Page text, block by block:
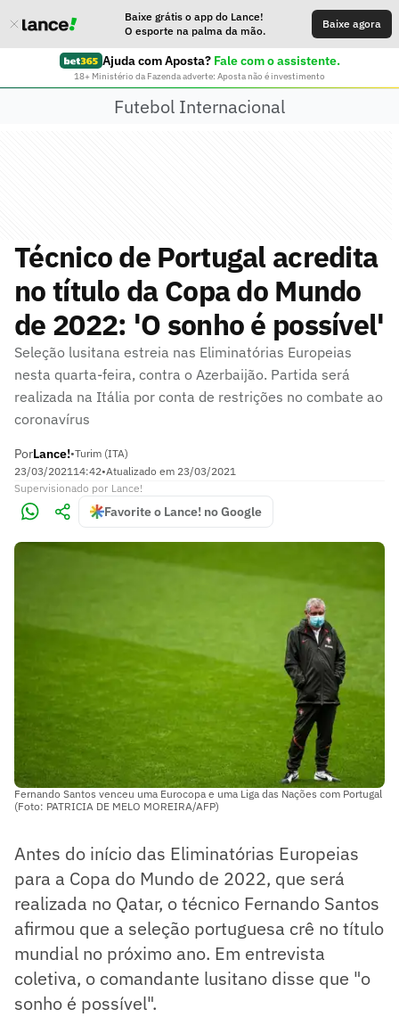
Baixe grátis o app do Lance!
O esporte na palma da mão.
Baixe agora
Ajuda com Aposta? Fale com o assistente.
18+ Ministério da Fazenda adverte: Aposta não é investimento
Futebol Internacional
Técnico de Portugal acredita
no título da Copa do Mundo
de 2022: 'O sonho é possível'
Seleção lusitana estreia nas Eliminatórias Europeias
nesta quarta-feira, contra o Azerbaijão. Partida será
realizada na Itália por conta de restrições no combate ao
coronavírus
PorLance!•Turim (ITA)
23/03/202114:42•Atualizado em 23/03/2021
Supervisionado por Lance!
Favorite o Lance! no Google
Fernando Santos venceu uma Eurocopa e uma Liga das Nações com Portugal
(Foto: PATRICIA DE MELO MOREIRA/AFP)
Antes do início das Eliminatórias Europeias
para a Copa do Mundo de 2022, que será
realizada no Qatar, o técnico Fernando Santos
afirmou que a seleção portuguesa crê no título
mundial no próximo ano. Em entrevista
coletiva, o comandante lusitano disse que "o
sonho é possível".